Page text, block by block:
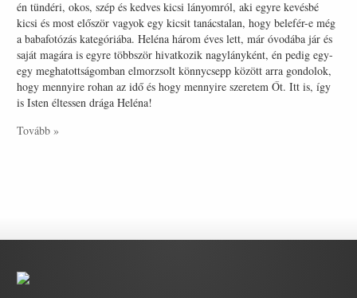
én tündéri, okos, szép és kedves kicsi lányomról, aki egyre kevésbé
kicsi és most először vagyok egy kicsit tanácstalan, hogy belefér-e még
a babafotózás kategóriába. Heléna három éves lett, már óvodába jár és
saját magára is egyre többször hivatkozik nagylányként, én pedig egy-
egy meghatottságomban elmorzsolt könnycsepp között arra gondolok,
hogy mennyire rohan az idő és hogy mennyire szeretem Őt. Itt is, így
is Isten éltessen drága Heléna!
Tovább »